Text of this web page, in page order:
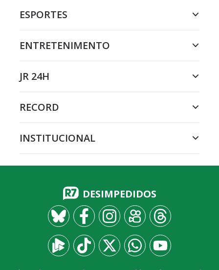
ESPORTES
ENTRETENIMENTO
JR 24H
RECORD
INSTITUCIONAL
DESIMPEDIDOS